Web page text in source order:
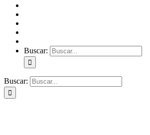
Buscar:
Buscar: